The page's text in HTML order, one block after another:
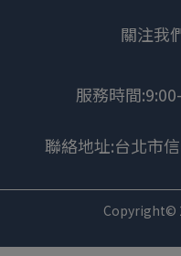
關注我
服務時間
聯絡地址:台北市
Copyright©